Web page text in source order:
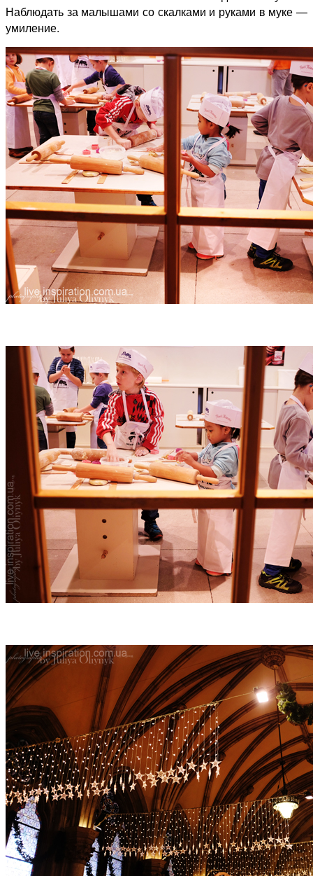
Наблюдать за малышами со скалками и руками в муке —
умиление.